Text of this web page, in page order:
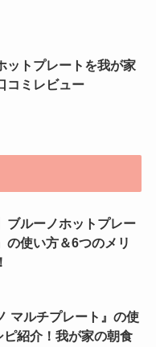
ットプレートを我が家
コミレビュー
ブルーノホットプレー
の使い方＆6つのメリ
マルチプレート』の使
ピ紹介！我が家の朝食